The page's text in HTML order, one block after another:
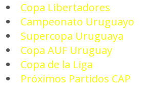
Copa Libertadores
Campeonato Uruguayo
Supercopa Uruguaya
Copa AUF Uruguay
Copa de la Liga
Próximos Partidos CAP